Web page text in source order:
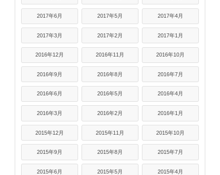
2017年6月 2017年5月 2017年4月
2017年3月 2017年2月 2017年1月
2016年12月 2016年11月 2016年10月
2016年9月 2016年8月 2016年7月
2016年6月 2016年5月 2016年4月
2016年3月 2016年2月 2016年1月
2015年12月 2015年11月 2015年10月
2015年9月 2015年8月 2015年7月
2015年6月 2015年5月 2015年4月